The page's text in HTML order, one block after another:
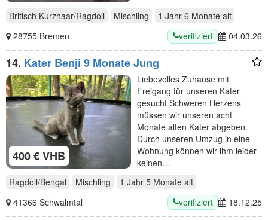
Britisch Kurzhaar/Ragdoll Mischling 1 Jahr 6 Monate alt
28755 Bremen
verifiziert 04.03.26
14. Kater Benji 9 Monate Jung
400 € VHB
Liebevolles Zuhause mit
Freigang für unseren Kater
gesucht Schweren Herzens
müssen wir unseren acht
Monate alten Kater abgeben.
Durch unseren Umzug in eine
Wohnung können wir ihm leider
keinen…
Ragdoll/Bengal
Mischling 1 Jahr 5 Monate alt
41366 Schwalmtal
verifiziert 18.12.25